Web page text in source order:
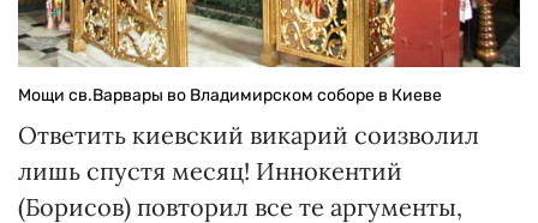
Мощи св.Варвары во Владимирском соборе в Киеве
Ответить киевский викарий соизволил
лишь спустя месяц! Иннокентий
(Борисов) повторил все те аргументы,